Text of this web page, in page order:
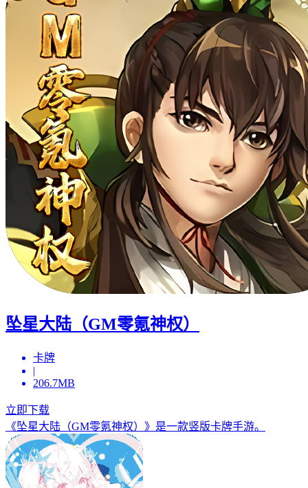
坠星大陆（GM零氪神权）
卡牌
|
206.7MB
立即下载
《坠星大陆（GM零氪神权）》是一款竖版卡牌手游。